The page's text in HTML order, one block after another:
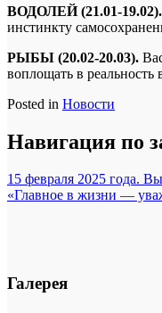
ВОДОЛЕЙ (21.01-19.02).
инстинкту
РЫБЫ (20.02-20.03).
воплощать в
Posted in Новости
Навигация по
15 февраля 2025 года.
«Главное в жизни —
Галерея